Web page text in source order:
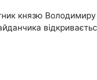
князю